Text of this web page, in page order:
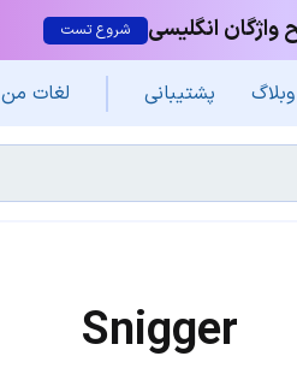
انگلیسی شروع تست
وبلاگ پشتیبانی لغات من
Snigger